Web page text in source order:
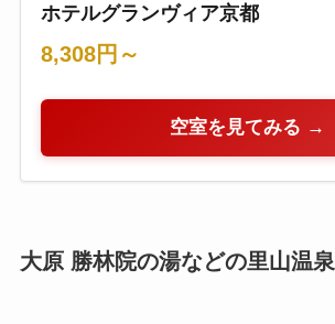
ホテルグランヴィア京都
8,308円～
空室を見てみる →
大原 勝林院の湯などの里山温泉